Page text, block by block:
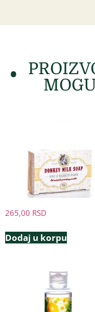
265,00 RSD
Dodaj u korpu